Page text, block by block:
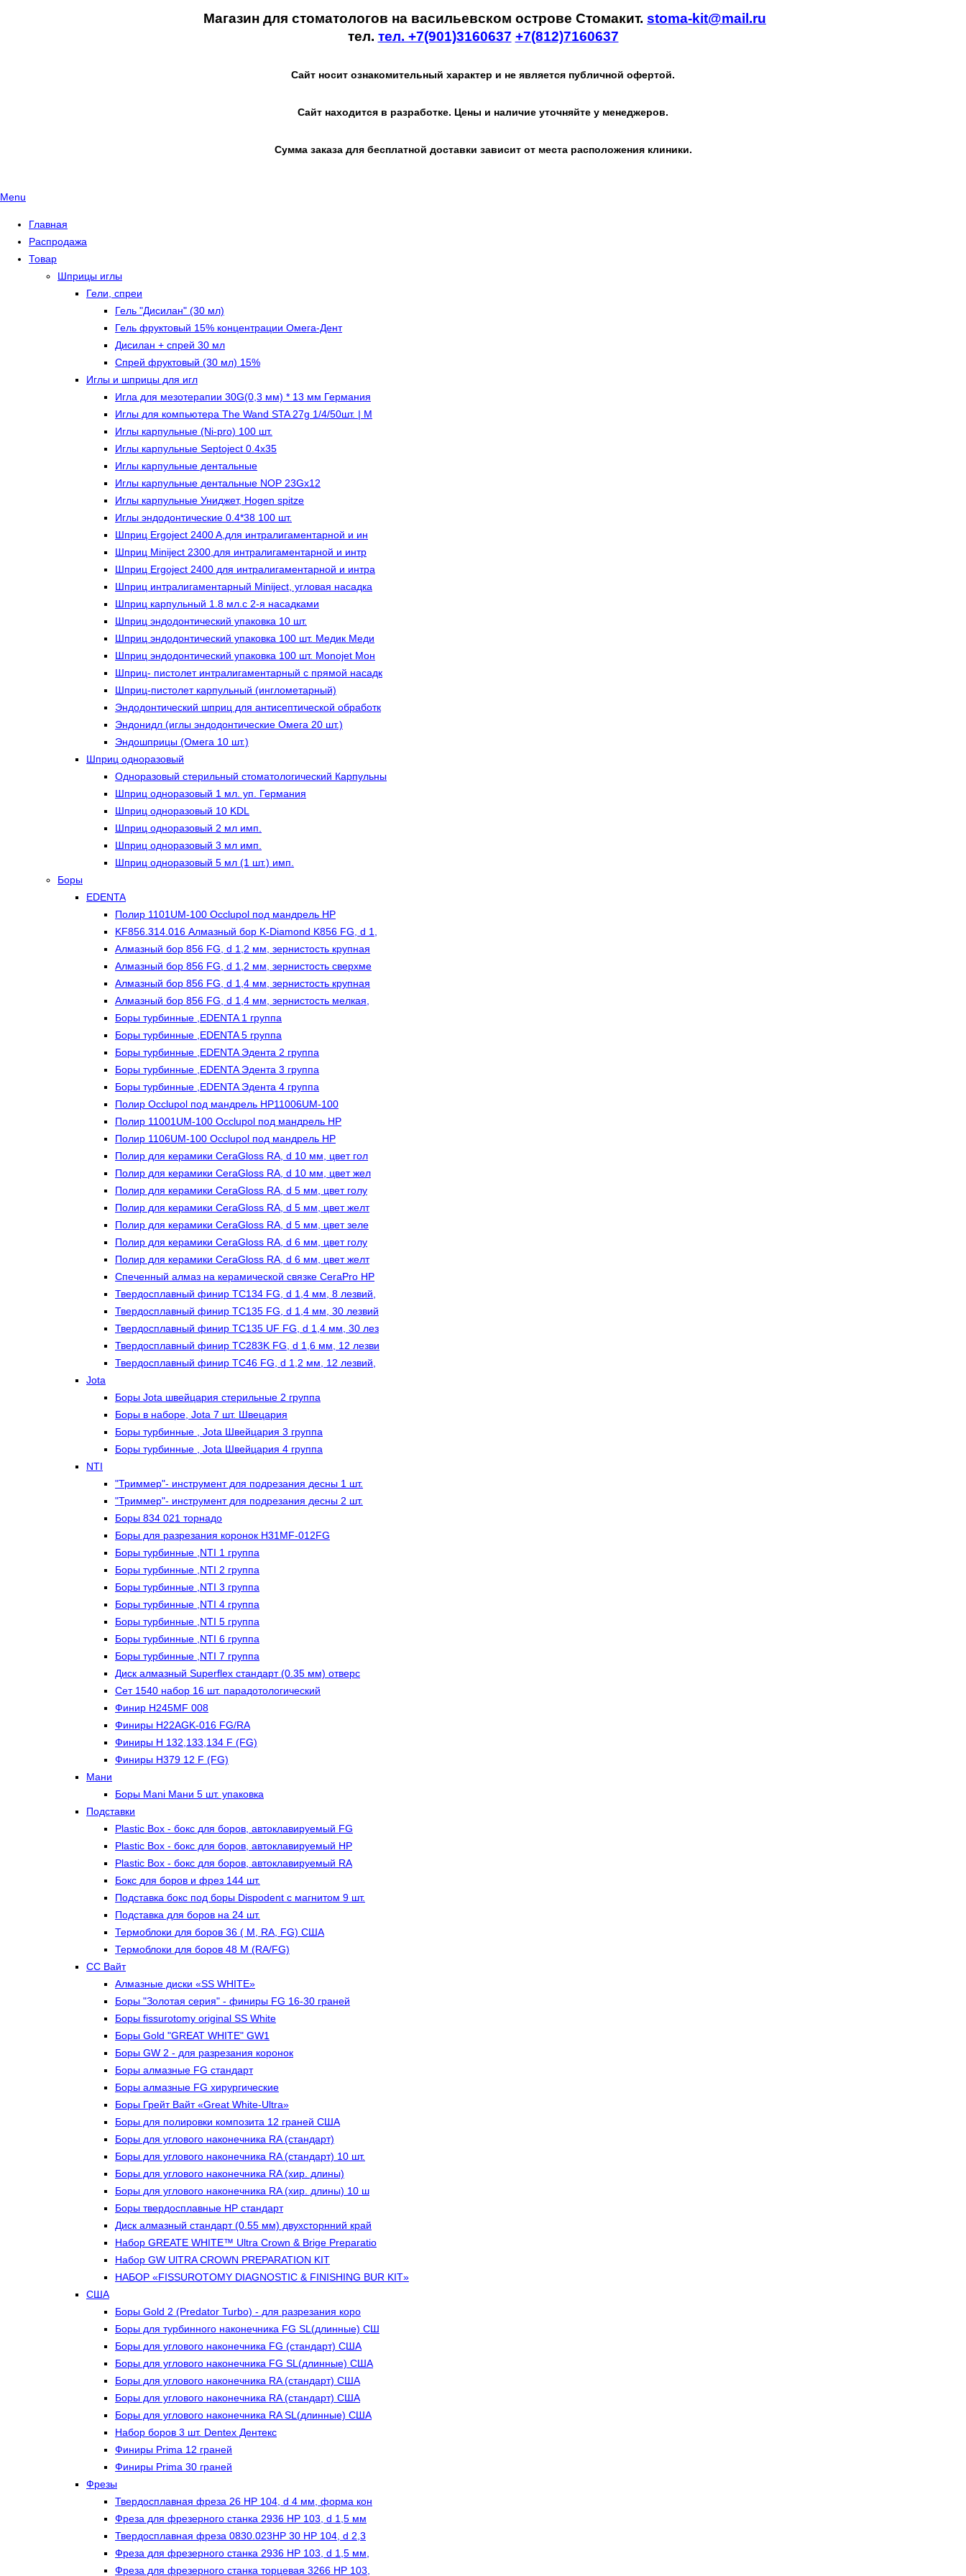
Магазин для стоматологов на васильевском острове Стомакит. stoma-kit@mail.ru
тел. тел. +7(901)3160637 +7(812)7160637
Сайт носит ознакомительный характер и не является публичной офертой.
Сайт находится в разработке. Цены и наличие уточняйте у менеджеров.
Сумма заказа для бесплатной доставки зависит от места расположения клиники.
Menu
Главная
Распродажа
Товар
Шприцы иглы
Гели, спреи
Гель "Дисилан" (30 мл)
Гель фруктовый 15% концентрации Омега-Дент
Дисилан + спрей 30 мл
Спрей фруктовый (30 мл) 15%
Иглы и шприцы для игл
Игла для мезотерапии 30G(0,3 мм) * 13 мм Германия
Иглы для компьютера The Wand STA 27g 1/4/50шт. | M
Иглы карпульные (Ni-pro) 100 шт.
Иглы карпульные Septoject 0.4х35
Иглы карпульные дентальные
Иглы карпульные дентальные NOP 23Gх12
Иглы карпульные Униджет, Hogen spitze
Иглы эндодонтические 0.4*38 100 шт.
Шприц Ergoject 2400 A,для интралигаментарной и ин
Шприц Miniject 2300,для интралигаментарной и интр
Шприц Ergoject 2400 для интралигаментарной и интра
Шприц интралигаментарный Miniject, угловая насадка
Шприц карпульный 1.8 мл.с 2-я насадками
Шприц эндодонтический упаковка 10 шт.
Шприц эндодонтический упаковка 100 шт. Медик Меди
Шприц эндодонтический упаковка 100 шт. Monojet Мон
Шприц- пистолет интралигаментарный с прямой насадк
Шприц-пистолет карпульный (инглометарный)
Эндодонтический шприц для антисептической обработк
Эндонидл (иглы эндодонтические Омега 20 шт.)
Эндошприцы (Омега 10 шт.)
Шприц одноразовый
Одноразовый стерильный стоматологический Карпульны
Шприц одноразовый 1 мл. уп. Германия
Шприц одноразовый 10 KDL
Шприц одноразовый 2 мл имп.
Шприц одноразовый 3 мл имп.
Шприц одноразовый 5 мл (1 шт.) имп.
Боры
EDENTA
Полир 1101UM-100 Occlupol под мандрель HP
KF856.314.016 Алмазный бор K-Diamond K856 FG, d 1,
Алмазный бор 856 FG, d 1,2 мм, зернистость крупная
Алмазный бор 856 FG, d 1,2 мм, зернистость сверхме
Алмазный бор 856 FG, d 1,4 мм, зернистость крупная
Алмазный бор 856 FG, d 1,4 мм, зернистость мелкая,
Боры турбинные ,EDENTA 1 группа
Боры турбинные ,EDENTA 5 группа
Боры турбинные ,EDENTA Эдента 2 группа
Боры турбинные ,EDENTA Эдента 3 группа
Боры турбинные ,EDENTA Эдента 4 группа
Полир Occlupol под мандрель HP11006UM-100
Полир 11001UM-100 Occlupol под мандрель HP
Полир 1106UM-100 Occlupol под мандрель HP
Полир для керамики CeraGloss RA, d 10 мм, цвет гол
Полир для керамики CeraGloss RA, d 10 мм, цвет жел
Полир для керамики CeraGloss RA, d 5 мм, цвет голу
Полир для керамики CeraGloss RA, d 5 мм, цвет желт
Полир для керамики CeraGloss RA, d 5 мм, цвет зеле
Полир для керамики CeraGloss RA, d 6 мм, цвет голу
Полир для керамики CeraGloss RA, d 6 мм, цвет желт
Спеченный алмаз на керамической связке CeraPro HP
Твердосплавный финир TC134 FG, d 1,4 мм, 8 лезвий,
Твердосплавный финир TC135 FG, d 1,4 мм, 30 лезвий
Твердосплавный финир TC135 UF FG, d 1,4 мм, 30 лез
Твердосплавный финир TC283K FG, d 1,6 мм, 12 лезви
Твердосплавный финир TC46 FG, d 1,2 мм, 12 лезвий,
Jota
Боры Jota швейцария стерильные 2 группа
Боры в наборе, Jota 7 шт. Швецария
Боры турбинные , Jota Швейцария 3 группа
Боры турбинные , Jota Швейцария 4 группа
NTI
"Триммер"- инструмент для подрезания десны 1 шт.
"Триммер"- инструмент для подрезания десны 2 шт.
Боры 834 021 торнадо
Боры для разрезания коронок H31MF-012FG
Боры турбинные ,NTI 1 группа
Боры турбинные ,NTI 2 группа
Боры турбинные ,NTI 3 группа
Боры турбинные ,NTI 4 группа
Боры турбинные ,NTI 5 группа
Боры турбинные ,NTI 6 группа
Боры турбинные ,NTI 7 группа
Диск алмазный Superflex стандарт (0.35 мм) отверс
Сет 1540 набор 16 шт. парадотологический
Финир H245MF 008
Финиры H22AGK-016 FG/RA
Финиры Н 132,133,134 F (FG)
Финиры Н379 12 F (FG)
Мани
Боры Mani Мани 5 шт. упаковка
Подставки
Plastic Box - бокс для боров, автоклавируемый FG
Plastic Box - бокс для боров, автоклавируемый HP
Plastic Box - бокс для боров, автоклавируемый RA
Бокс для боров и фрез 144 шт.
Подставка бокс под боры Dispodent с магнитом 9 шт.
Подставка для боров на 24 шт.
Термоблоки для боров 36 ( М, RA, FG) США
Термоблоки для боров 48 М (RA/FG)
СС Вайт
Алмазные диски «SS WHITE»
Боры "Золотая серия" - финиры FG 16-30 граней
Боры fissurotomy original SS White
Боры Gold "GREAT WHITE" GW1
Боры GW 2 - для разрезания коронок
Боры алмазные FG стандарт
Боры алмазные FG хирургические
Боры Грейт Вайт «Great White-Ultra»
Боры для полировки композита 12 граней США
Боры для углового наконечника RA (стандарт)
Боры для углового наконечника RA (стандарт) 10 шт.
Боры для углового наконечника RA (хир. длины)
Боры для углового наконечника RA (хир. длины) 10 ш
Боры твердосплавные НР стандарт
Диск алмазный стандарт (0.55 мм) двухсторнний край
Набор GREATE WHITE™ Ultra Crown & Brige Preparatio
Набор GW UlTRA CROWN PREPARATION KIT
НАБОР «FISSUROTOMY DIAGNOSTIC & FINISHING BUR KIT»
США
Боры Gold 2 (Predator Turbo) - для разрезания коро
Боры для турбинного наконечника FG SL(длинные) CШ
Боры для углового наконечника FG (стандарт) США
Боры для углового наконечника FG SL(длинные) CША
Боры для углового наконечника RA (стандарт) США
Боры для углового наконечника RA (стандарт) США
Боры для углового наконечника RA SL(длинные) CША
Набор боров 3 шт. Dentex Дентекс
Финиры Prima 12 граней
Финиры Prima 30 граней
Фрезы
Твердосплавная фреза 26 HP 104, d 4 мм, форма кон
Фреза для фрезерного станка 2936 HP 103, d 1,5 мм
Твердосплавная фреза 0830.023HP 30 HP 104, d 2,3
Фреза для фрезерного станка 2936 HP 103, d 1,5 мм,
Фреза для фрезерного станка торцевая 3266 HP 103,